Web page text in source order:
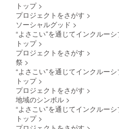
トップ >
プロジェクトをさがす >
ソーシャルグッド >
“よさこい”を通じてインクルー
トップ >
プロジェクトをさがす >
祭 >
“よさこい”を通じてインクルー
トップ >
プロジェクトをさがす >
地域のシンボル >
“よさこい”を通じてインクルー
トップ >